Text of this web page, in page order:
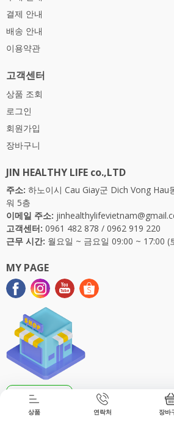
상품 연락처 장바
결제 안내
배송 안내
이용약관
고객센터
상품 조회
로그인
회원가입
장바구니
JIN HEALTHY LIFE co.,LTD
주소: 하노이시 Cau Giay군 Dich Vong Hau
워 5층
이메일 주소:
고객센터: 0961 482 878 / 0962 919 220
근무 시간: 월요일 ~ 금요일 09:00 ~ 17:00 (
MY PAGE
매장 찾기